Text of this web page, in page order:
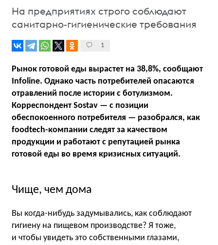
На предприятиях строго соблюдают
санитарно-гигиенические требования
1
Рынок готовой еды вырастет на 38,8%, сообщают
Infoline. Однако часть потребителей опасаются
отравлений после истории с ботулизмом.
Корреспондент Sostav — с позиции
обеспокоенного потребителя — разобрался, как
foodtech-компании следят за качеством
продукции и работают с репутацией рынка
готовой еды во время кризисных ситуаций.
Чище, чем дома
Вы когда-нибудь задумывались, как соблюдают
гигиену на пищевом производстве? Я тоже,
и чтобы увидеть это собственными глазами,